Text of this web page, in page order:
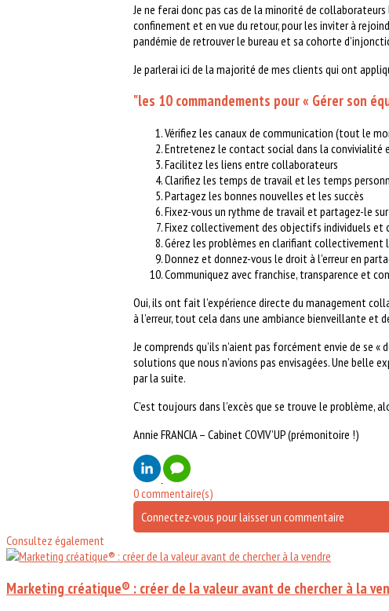
Je ne ferai donc pas cas de la minorité de
confinement et en vue du retour, pour les inviter à
pandémie de retrouver le bureau et sa cohorte
Je parlerai ici de la majorité de mes clients qui ont
"les 10 commandements pour « Gérer son
Vérifiez les canaux de communication (tout le
Entretenez le contact social dans la convivialité
Facilitez les liens entre collaborateurs
Clarifiez les temps de travail et les temps
Partagez les bonnes nouvelles et les succès
Fixez-vous un rythme de travail et partagez-le sur
Fixez collectivement des objectifs individuels et
Gérez les problèmes en clarifiant
Donnez et donnez-vous le droit à l’erreur en
Communiquez avec franchise, transparence et
Oui, ils ont fait l’expérience directe du management
à l’erreur, tout cela dans une ambiance bienveillante et
Je comprends qu’ils n’aient pas forcément envie de
solutions que nous n’avions pas envisagées. Une belle
par la suite.
C’est toujours dans l’excès que se trouve le problème,
Annie FRANCIA – Cabinet COVIV’UP (prémonitoire !)
0 commentaire(s)
Connectez-vous pour laisser un commentaire
Consultez également
Marketing créatique® : créer de la valeur avant de chercher à la